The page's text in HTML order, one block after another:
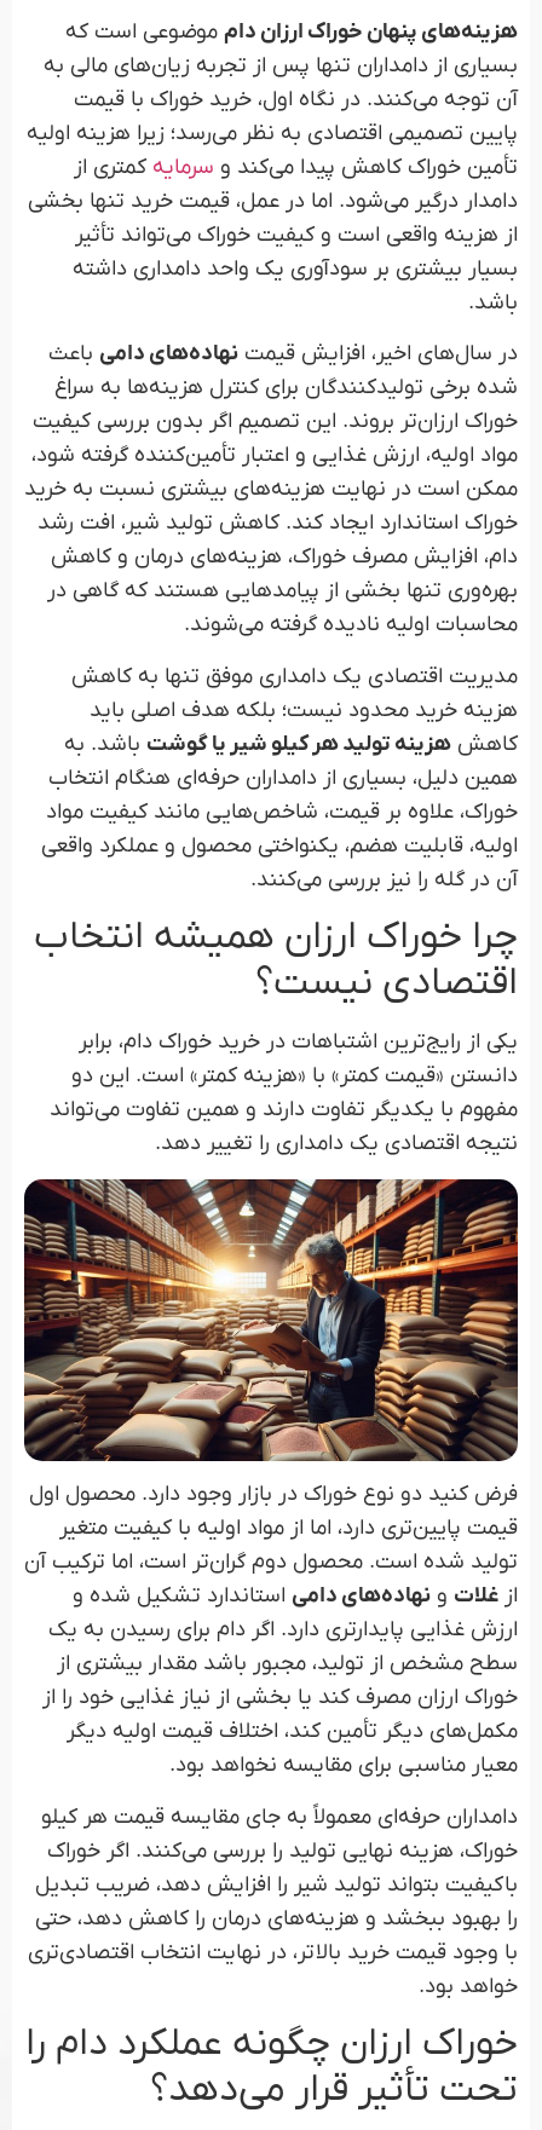
هزینه‌های پنهان خوراک ارزان دام موضوعی است که
بسیاری از دامداران تنها پس از تجربه زیان‌های مالی به
آن توجه می‌کنند. در نگاه اول، خرید خوراک با قیمت
پایین تصمیمی اقتصادی به نظر می‌رسد؛ زیرا هزینه اولیه
تأمین خوراک کاهش پیدا می‌کند و سرمایه کمتری از
دامدار درگیر می‌شود. اما در عمل، قیمت خرید تنها بخشی
از هزینه واقعی است و کیفیت خوراک می‌تواند تأثیر
بسیار بیشتری بر سودآوری یک واحد دامداری داشته
باشد.
در سال‌های اخیر، افزایش قیمت نهاده‌های دامی باعث
شده برخی تولیدکنندگان برای کنترل هزینه‌ها به سراغ
خوراک ارزان‌تر بروند. این تصمیم اگر بدون بررسی کیفیت
مواد اولیه، ارزش غذایی و اعتبار تأمین‌کننده گرفته شود،
ممکن است در نهایت هزینه‌های بیشتری نسبت به خرید
خوراک استاندارد ایجاد کند. کاهش تولید شیر، افت رشد
دام، افزایش مصرف خوراک، هزینه‌های درمان و کاهش
بهره‌وری تنها بخشی از پیامدهایی هستند که گاهی در
محاسبات اولیه نادیده گرفته می‌شوند.
مدیریت اقتصادی یک دامداری موفق تنها به کاهش
هزینه خرید محدود نیست؛ بلکه هدف اصلی باید
کاهش هزینه تولید هر کیلو شیر یا گوشت باشد. به
همین دلیل، بسیاری از دامداران حرفه‌ای هنگام انتخاب
خوراک، علاوه بر قیمت، شاخص‌هایی مانند کیفیت مواد
اولیه، قابلیت هضم، یکنواختی محصول و عملکرد واقعی
آن در گله را نیز بررسی می‌کنند.
چرا خوراک ارزان همیشه انتخاب
اقتصادی نیست؟
یکی از رایج‌ترین اشتباهات در خرید خوراک دام، برابر
دانستن «قیمت کمتر» با «هزینه کمتر» است. این دو
مفهوم با یکدیگر تفاوت دارند و همین تفاوت می‌تواند
نتیجه اقتصادی یک دامداری را تغییر دهد.
فرض کنید دو نوع خوراک در بازار وجود دارد. محصول اول
قیمت پایین‌تری دارد، اما از مواد اولیه با کیفیت متغیر
تولید شده است. محصول دوم گران‌تر است، اما ترکیب آن
از غلات و نهاده‌های دامی استاندارد تشکیل شده و
ارزش غذایی پایدارتری دارد. اگر دام برای رسیدن به یک
سطح مشخص از تولید، مجبور باشد مقدار بیشتری از
خوراک ارزان مصرف کند یا بخشی از نیاز غذایی خود را از
مکمل‌های دیگر تأمین کند، اختلاف قیمت اولیه دیگر
معیار مناسبی برای مقایسه نخواهد بود.
دامداران حرفه‌ای معمولاً به جای مقایسه قیمت هر کیلو
خوراک، هزینه نهایی تولید را بررسی می‌کنند. اگر خوراک
باکیفیت بتواند تولید شیر را افزایش دهد، ضریب تبدیل
را بهبود ببخشد و هزینه‌های درمان را کاهش دهد، حتی
با وجود قیمت خرید بالاتر، در نهایت انتخاب اقتصادی‌تری
خواهد بود.
خوراک ارزان چگونه عملکرد دام را
تحت تأثیر قرار می‌دهد؟